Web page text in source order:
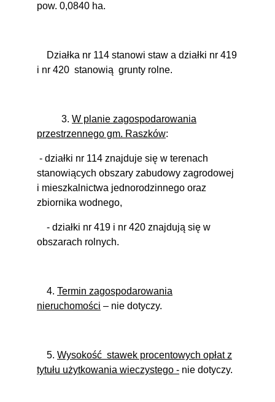
pow. 0,0840 ha.
Działka nr 114 stanowi staw a działki nr 419
i nr 420 stanowią grunty rolne.
3. W planie zagospodarowania
przestrzennego gm. Raszków:
- działki nr 114 znajduje się w terenach
stanowiących obszary zabudowy zagrodowej
i mieszkalnictwa jednorodzinnego oraz
zbiornika wodnego,
- działki nr 419 i nr 420 znajdują się w
obszarach rolnych.
4. Termin zagospodarowania
nieruchomości – nie dotyczy.
5. Wysokość stawek procentowych opłat z
tytułu użytkowania wieczystego - nie dotyczy.